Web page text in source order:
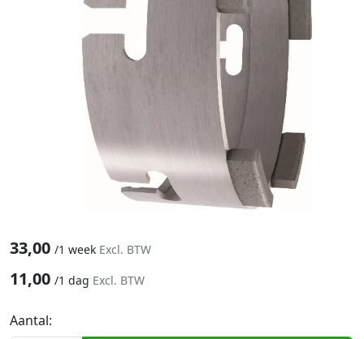
11,00 /1 dag Excl. BTW
33,00 /1 week Excl. BTW
Aantal: